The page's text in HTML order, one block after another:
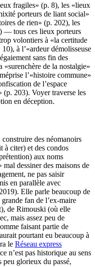
fragiles» (p. 8), les «lieux
porteurs de liant social»
de rien» (p. 202), les
— tous ces lieux porteurs
volontiers à «la certitude
à l’«ardeur démolisseuse
sans fin des
de la nostalgie»
l’«histoire commune»
de l’espace
(p. 203). Voyer traverse les
en déception.
des néomanoirs
à citer) et des condos
aux noms
dessiner des maisons de
ne pas saisir
en parallèle avec
Elle parle beaucoup de
fan de l’ex-maire
de Rimouski (où elle
mais assez peu de
faisant partie de
pourtant eu beaucoup à
le Réseau express
n’est pas historique au sens
peu glorieux du passé,